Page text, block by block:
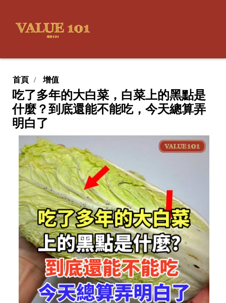
首頁 增值
吃了多年的大白菜，白菜上的黑點是
什麼？到底還能不能吃，今天總算弄
明白了